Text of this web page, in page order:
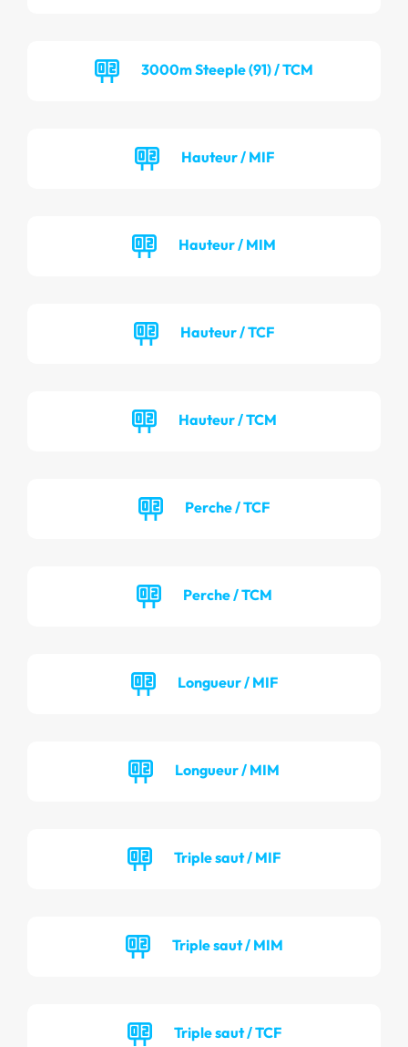
3000m Steeple (91) / TCM
Hauteur / MIF
Hauteur / MIM
Hauteur / TCF
Hauteur / TCM
Perche / TCF
Perche / TCM
Longueur / MIF
Longueur / MIM
Triple saut / MIF
Triple saut / MIM
Triple saut / TCF